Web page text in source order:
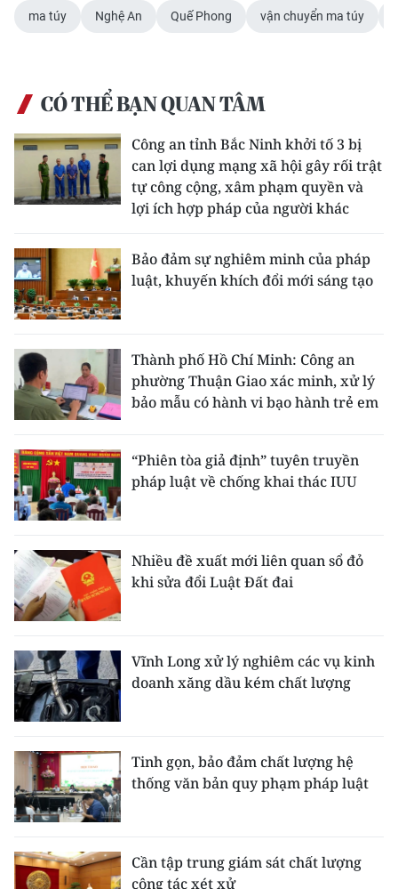
Đồng bằng sông Cửu Long
Chuyên trang TP. Hồ Chí Minh
CHUYÊN ĐỀ
CÁC CHUYÊN TRANG
THỜI NAY
NHÂN DÂN CUỐI TUẦN
NHÂN DÂN HẰNG THÁNG
MUA BÁO
ENGLISH
FRANÇAIS
ESPAÑOL
한국어
ma túy Nghệ An Quế Phong vận chuyển ma túy
CÓ THỂ BẠN QUAN TÂM
Công an tỉnh Bắc Ninh khởi tố 3 bị
can lợi dụng mạng xã hội gây rối trật
tự công cộng, xâm phạm quyền và
lợi ích hợp pháp của người khác
Bảo đảm sự nghiêm minh của pháp
luật, khuyến khích đổi mới sáng tạo
Thành phố Hồ Chí Minh: Công an
phường Thuận Giao xác minh, xử lý
bảo mẫu có hành vi bạo hành trẻ em
“Phiên tòa giả định” tuyên truyền
pháp luật về chống khai thác IUU
Nhiều đề xuất mới liên quan sổ đỏ
khi sửa đổi Luật Đất đai
Vĩnh Long xử lý nghiêm các vụ kinh
doanh xăng dầu kém chất lượng
Tinh gọn, bảo đảm chất lượng hệ
thống văn bản quy phạm pháp luật
Cần tập trung giám sát chất lượng
công tác xét xử